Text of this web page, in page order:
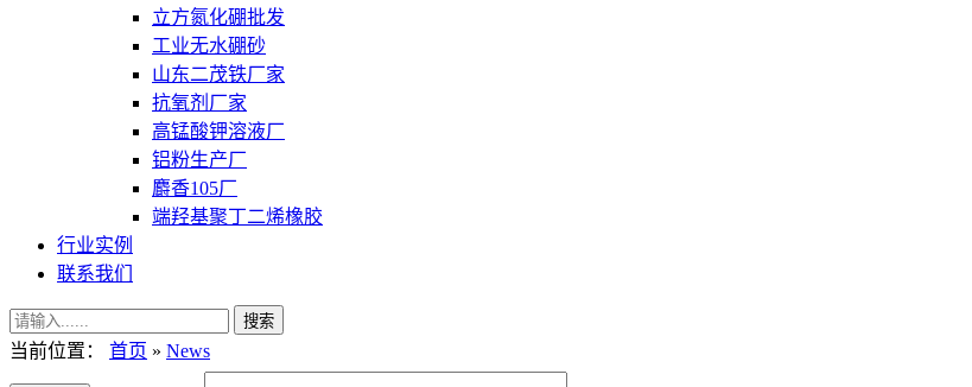
立方氮化硼批发
工业无水硼砂
山东二茂铁厂家
抗氧剂厂家
高锰酸钾溶液厂
铝粉生产厂
麝香105厂
端羟基聚丁二烯橡胶
行业实例
联系我们
当前位置： 首页 » News